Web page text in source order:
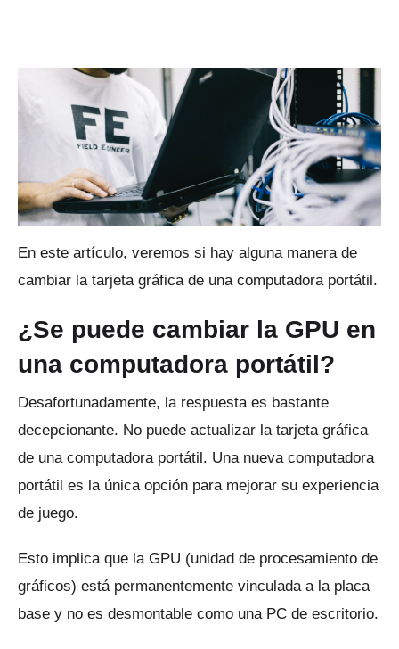
En este artículo, veremos si hay alguna manera de
cambiar la tarjeta gráfica de una computadora portátil.
¿Se puede cambiar la GPU en
una computadora portátil?
Desafortunadamente, la respuesta es bastante
decepcionante. No puede actualizar la tarjeta gráfica
de una computadora portátil. Una nueva computadora
portátil es la única opción para mejorar su experiencia
de juego.
Esto implica que la GPU (unidad de procesamiento de
gráficos) está permanentemente vinculada a la placa
base y no es desmontable como una PC de escritorio.